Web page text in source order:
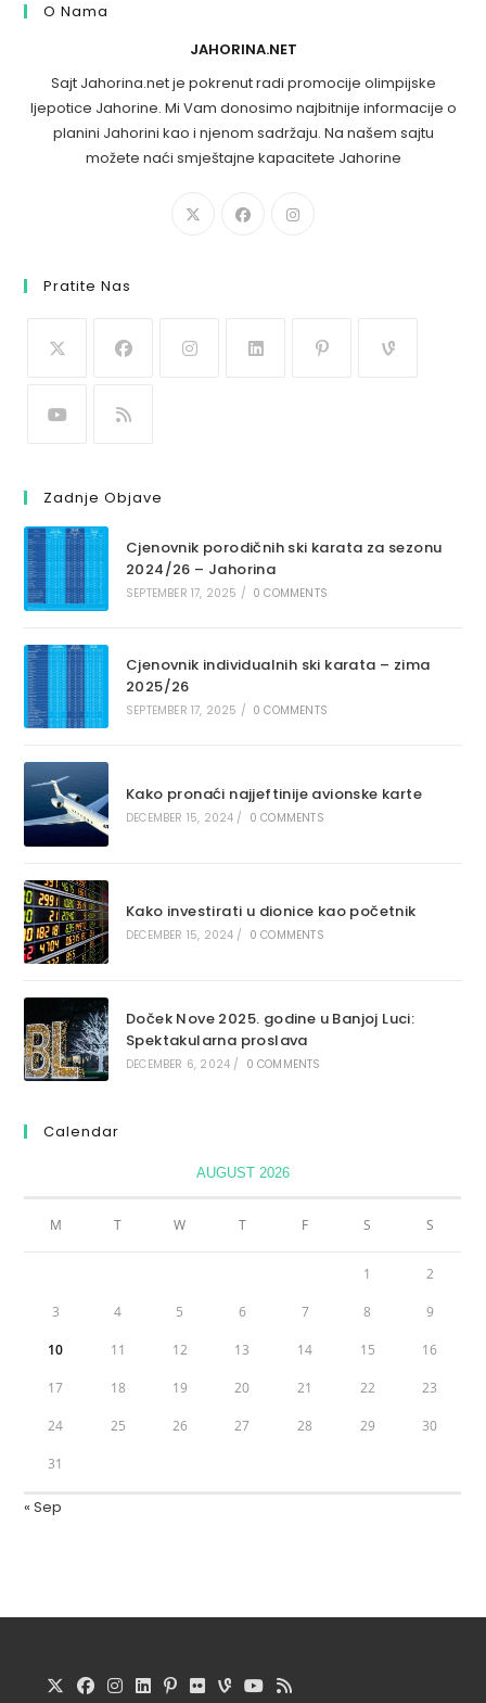
O Nama
JAHORINA.NET
Sajt Jahorina.net je pokrenut radi promocije olimpijske
ljepotice Jahorine. Mi Vam donosimo najbitnije informacije o
planini Jahorini kao i njenom sadržaju. Na našem sajtu
možete naći smještajne kapacitete Jahorine
Pratite Nas
Zadnje Objave
Cjenovnik porodičnih ski karata za sezonu
2024/26 – Jahorina
SEPTEMBER 17, 2025 / 0 COMMENTS
Cjenovnik individualnih ski karata – zima
2025/26
SEPTEMBER 17, 2025 / 0 COMMENTS
Kako pronaći najjeftinije avionske karte
DECEMBER 15, 2024 / 0 COMMENTS
Kako investirati u dionice kao početnik
DECEMBER 15, 2024 / 0 COMMENTS
Doček Nove 2025. godine u Banjoj Luci:
Spektakularna proslava
DECEMBER 6, 2024 / 0 COMMENTS
Calendar
AUGUST 2026
M T W T F S S
1 2
3 4 5 6 7 8 9
10 11 12 13 14 15 16
17 18 19 20 21 22 23
24 25 26 27 28 29 30
31
« Sep